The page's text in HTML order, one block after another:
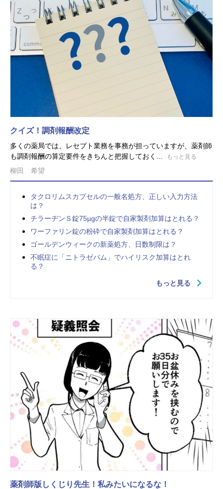
クイズ！調剤報酬改定
多くの薬局では、レセプト業務を事務が担っていますが、薬剤師
も調剤報酬の算定要件をきちんと把握しておく...
もっと見る
柳田 希望
タクロリムスカプセルの一般名処方、正しい入力方法
は？
チラーヂンＳ錠75µgの半錠で自家製剤加算はとれる？
ワーファリン錠の粉砕で自家製剤加算はとれる？
ゴールデンウィークの新薬処方、日数制限は？
不眠症に「ニトラゼパム」でハイリスク加算はとれ
る？
もっと見る
薬剤師版しくじり先生！私みたいになるな！